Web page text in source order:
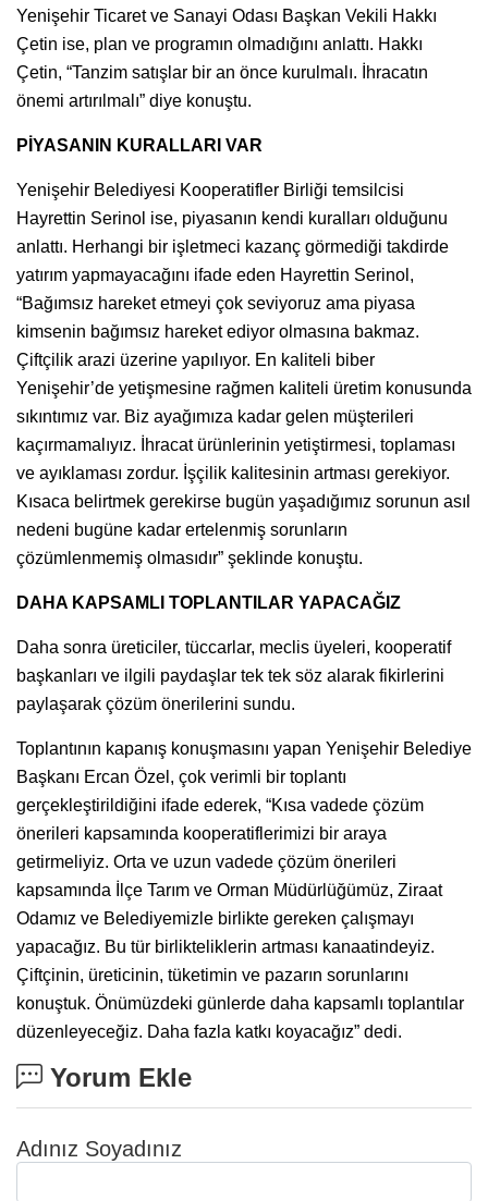
Yenişehir Ticaret ve Sanayi Odası Başkan Vekili Hakkı
Çetin ise, plan ve programın olmadığını anlattı. Hakkı
Çetin, “Tanzim satışlar bir an önce kurulmalı. İhracatın
önemi artırılmalı” diye konuştu.
PİYASANIN KURALLARI VAR
Yenişehir Belediyesi Kooperatifler Birliği temsilcisi
Hayrettin Serinol ise, piyasanın kendi kuralları olduğunu
anlattı. Herhangi bir işletmeci kazanç görmediği takdirde
yatırım yapmayacağını ifade eden Hayrettin Serinol,
“Bağımsız hareket etmeyi çok seviyoruz ama piyasa
kimsenin bağımsız hareket ediyor olmasına bakmaz.
Çiftçilik arazi üzerine yapılıyor. En kaliteli biber
Yenişehir’de yetişmesine rağmen kaliteli üretim konusunda
sıkıntımız var. Biz ayağımıza kadar gelen müşterileri
kaçırmamalıyız. İhracat ürünlerinin yetiştirmesi, toplaması
ve ayıklaması zordur. İşçilik kalitesinin artması gerekiyor.
Kısaca belirtmek gerekirse bugün yaşadığımız sorunun asıl
nedeni bugüne kadar ertelenmiş sorunların
çözümlenmemiş olmasıdır” şeklinde konuştu.
DAHA KAPSAMLI TOPLANTILAR YAPACAĞIZ
Daha sonra üreticiler, tüccarlar, meclis üyeleri, kooperatif
başkanları ve ilgili paydaşlar tek tek söz alarak fikirlerini
paylaşarak çözüm önerilerini sundu.
Toplantının kapanış konuşmasını yapan Yenişehir Belediye
Başkanı Ercan Özel, çok verimli bir toplantı
gerçekleştirildiğini ifade ederek, “Kısa vadede çözüm
önerileri kapsamında kooperatiflerimizi bir araya
getirmeliyiz. Orta ve uzun vadede çözüm önerileri
kapsamında İlçe Tarım ve Orman Müdürlüğümüz, Ziraat
Odamız ve Belediyemizle birlikte gereken çalışmayı
yapacağız. Bu tür birlikteliklerin artması kanaatindeyiz.
Çiftçinin, üreticinin, tüketimin ve pazarın sorunlarını
konuştuk. Önümüzdeki günlerde daha kapsamlı toplantılar
düzenleyeceğiz. Daha fazla katkı koyacağız” dedi.
Yorum Ekle
Adınız Soyadınız